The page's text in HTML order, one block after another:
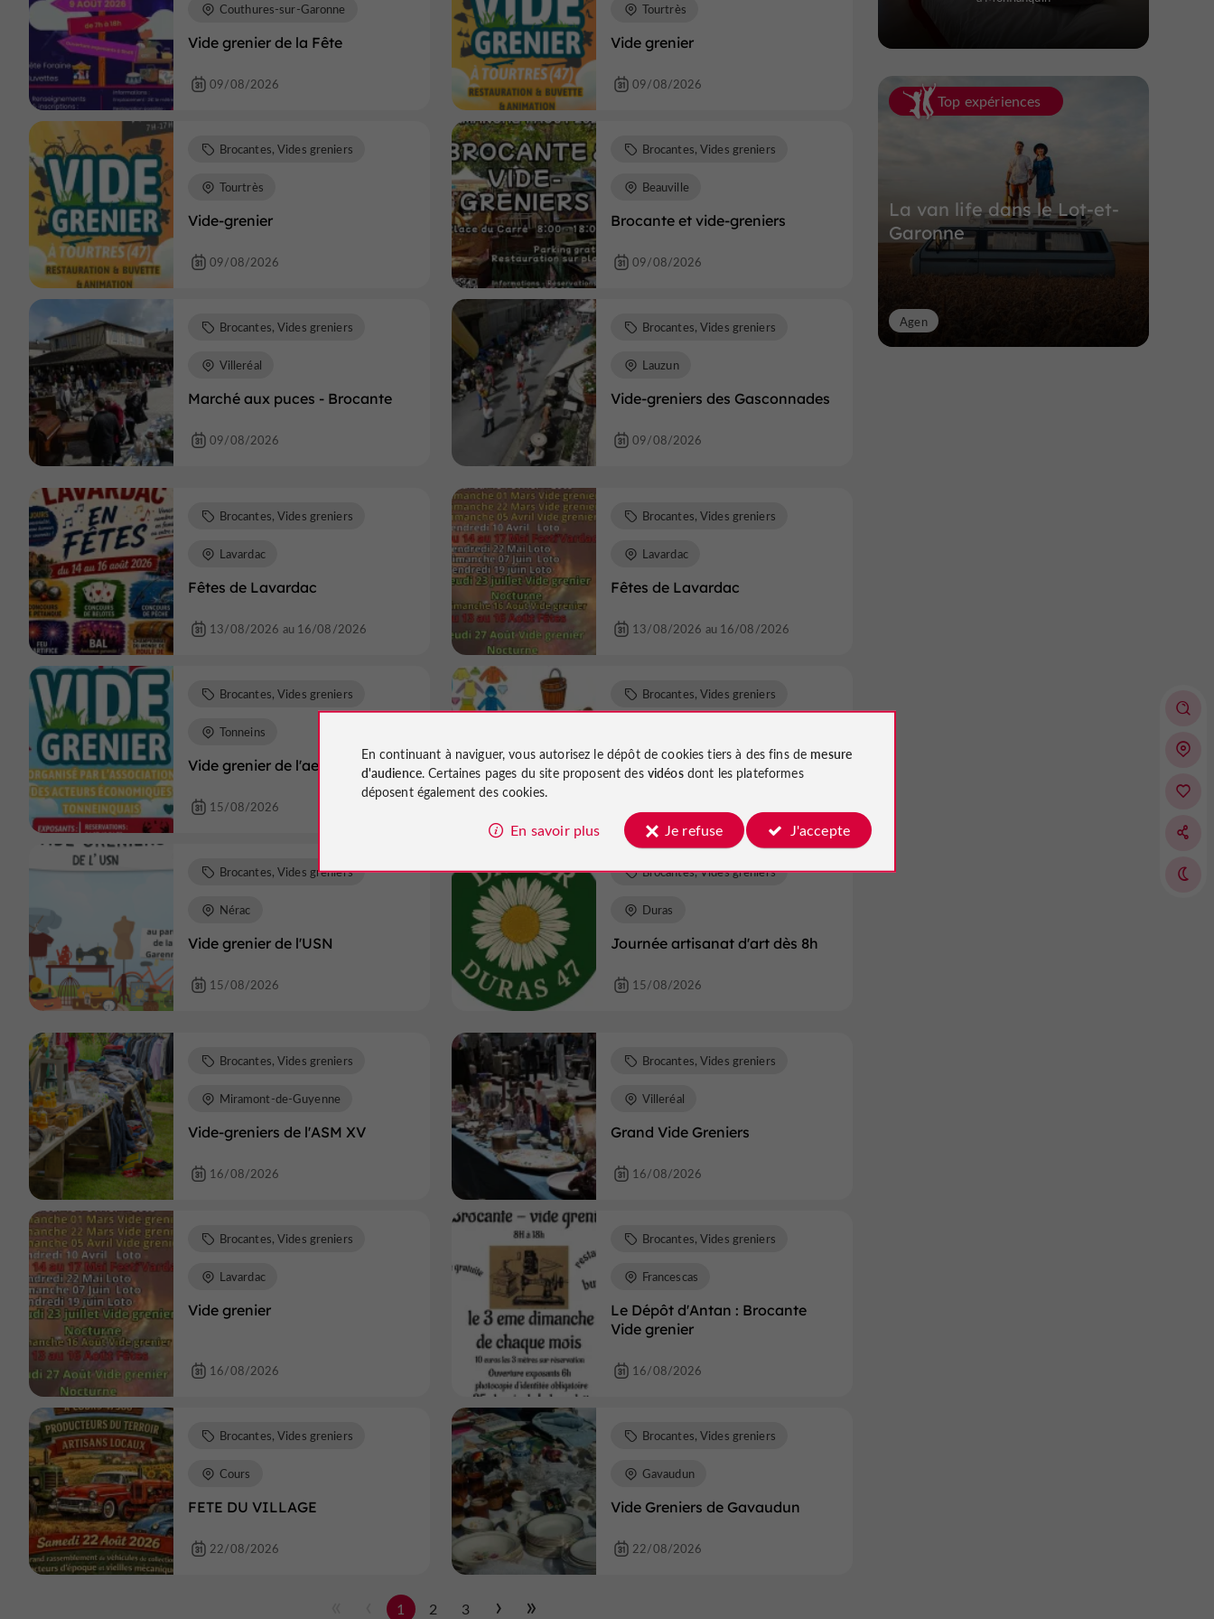
Vide grenier de la Fête
Couthures-sur-Garonne
09/08/2026
Vide grenier
Tourtrès
09/08/2026
Vide-grenier
Brocantes, Vides greniers
Tourtrès
09/08/2026
Brocante et vide-greniers
Brocantes, Vides greniers
Beauville
09/08/2026
Marché aux puces - Brocante
Brocantes, Vides greniers
Villeréal
09/08/2026
Vide-greniers des Gasconnades
Brocantes, Vides greniers
Lauzun
09/08/2026
Fêtes de Lavardac
Brocantes, Vides greniers
Lavardac
13/08/2026 au 16/08/2026
Fêtes de Lavardac
Brocantes, Vides greniers
Lavardac
13/08/2026 au 16/08/2026
Vide grenier de l'aet
Brocantes, Vides greniers
Tonneins
15/08/2026
Vide grenier de l'USN
Brocantes, Vides greniers
Vide grenier de l'USN
Brocantes, Vides greniers
Nérac
15/08/2026
Journée artisanat d'art dès 8h
Brocantes, Vides greniers
Duras
15/08/2026
Vide-greniers de l'ASM XV
Brocantes, Vides greniers
Miramont-de-Guyenne
16/08/2026
Grand Vide Greniers
Brocantes, Vides greniers
Villeréal
16/08/2026
Vide grenier
Brocantes, Vides greniers
Lavardac
16/08/2026
Le Dépôt d'Antan : Brocante
Vide grenier
Brocantes, Vides greniers
Francescas
16/08/2026
FETE DU VILLAGE
Brocantes, Vides greniers
Cours
22/08/2026
Vide Greniers de Gavaudun
Brocantes, Vides greniers
Gavaudun
22/08/2026
1 2 3
Top expériences
La van life dans le Lot-et-
Garonne
Agen
En continuant à naviguer, vous autorisez le dépôt de cookies tiers à des fins de mesure
d'audience. Certaines pages du site proposent des vidéosdont les plateformes
déposent également des cookies.
En savoir plus Je refuse J'accepte